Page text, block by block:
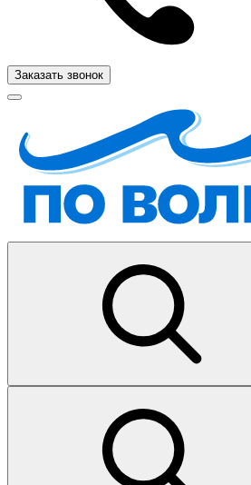
Заказать звонок